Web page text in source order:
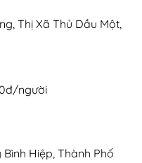
Thị Xã Thủ Dầu Một,
người
Hiệp, Thành Phố